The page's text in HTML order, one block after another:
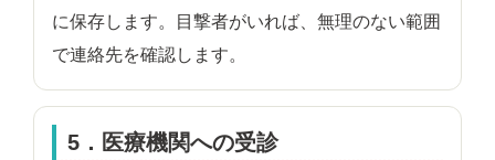
に保存します。目撃者がいれば、無理のない範囲
で連絡先を確認します。
5．医療機関への受診